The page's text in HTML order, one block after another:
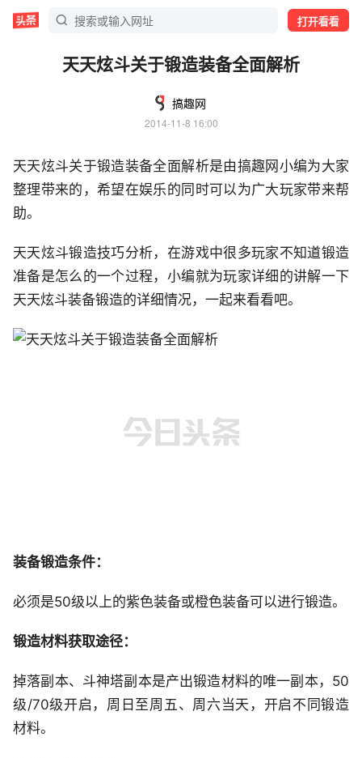
打开看看
天天炫斗关于锻造装备全面解析
搞趣网
2014-11-8 16:00
天天炫斗关于锻造装备全面解析是由搞趣网小编为大家
整理带来的，希望在娱乐的同时可以为广大玩家带来帮
助。
天天炫斗锻造技巧分析，在游戏中很多玩家不知道锻造
准备是怎么的一个过程，小编就为玩家详细的讲解一下
天天炫斗装备锻造的详细情况，一起来看看吧。
装备锻造条件：
必须是50级以上的紫色装备或橙色装备可以进行锻造。
锻造材料获取途径：
掉落副本、斗神塔副本是产出锻造材料的唯一副本，50
级/70级开启，周日至周五、周六当天，开启不同锻造
材料。